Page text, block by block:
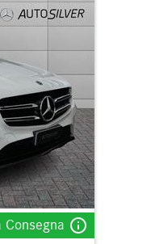
Consegna info_outline